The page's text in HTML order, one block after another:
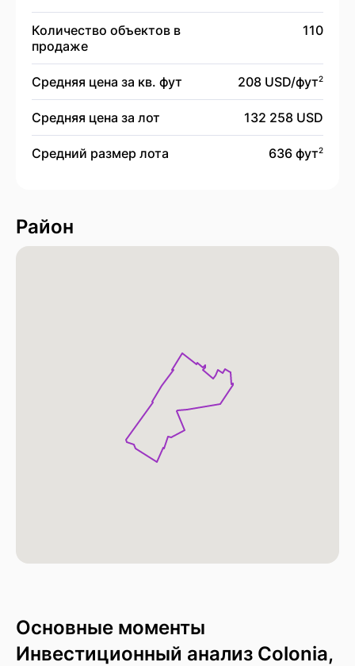
Количество объектов в
продаже
110
Средняя цена за кв. фут 208 USD/фут2
Средняя цена за лот 132 258 USD
Средний размер лота 636 фут2
Район
Основные моменты
Инвестиционный анализ Colonia,